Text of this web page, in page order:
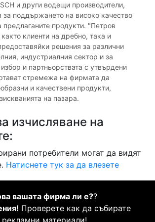
и други водещи производители,
за поддържането на високо качество
продукти. "Петров
клиенти на дребно, така и
решения за различни
индустриалния сектор и за
и партньорствата с утвърдени
стремежа на фирмата да
и качествени продукти,
на пазара.
изчисляване на
потребители могат да видят
Натиснете тук за да влезете
вашата фирма ли е??
Проверете как да събирате